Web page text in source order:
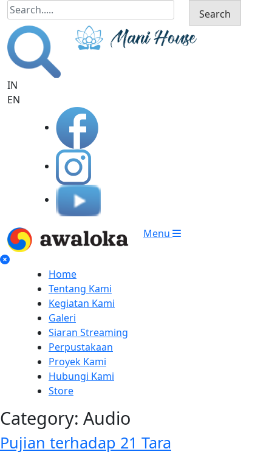
Search
IN
EN
Menu
Home
Tentang Kami
Kegiatan Kami
Galeri
Siaran Streaming
Perpustakaan
Proyek Kami
Hubungi Kami
Store
Category: Audio
Pujian terhadap 21 Tara